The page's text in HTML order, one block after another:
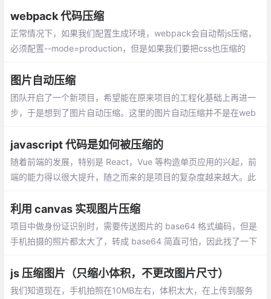
有压缩，除非指定
webpack 代码压缩
正常情况下，如果我们配置生成环境，webpack会自动帮js压缩，
必须配置--mode=production，但是如果我们要把css也压缩的
图片自动压缩
团队开启了一个新项目，希望能在原来项目的工程化基础上再进一
步，于是想到了图片自动压缩。这里的图片自动压缩并不是在web
javascript 代码是如何被压缩的
随着前端的发展，特别是 React，Vue 等构造单页应用的兴起，前
端的能力得以很大提升，随之而来的是项目的复杂度越来越大。此
是前端的主体资源，对于压缩它的体积至为重要
利用 canvas 实现图片压缩
项目中做身份证识别时，需要传送图片的 base64 格式编码，但是
手机拍摄的照片都太大了，转成 base64 简直可怕，因此找了一下
发。
js 压缩图片（只缩小体积，不更改图片尺寸）
我们知道现在，手机拍照在10MB左右，体积太大，在上传到服务